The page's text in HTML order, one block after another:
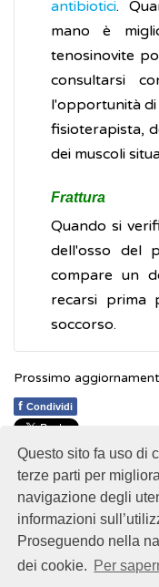
Questo sito fa uso di
terze parti per
navigazione degli
informazioni
Proseguendo nella
dei cookie. Per
antibiotici.
mano è
tenosinovite
consultarsi
l'opportunità di
fisioterapista,
dei muscoli
Frattura
Quando si
dell'osso del
compare un
recarsi prima
soccorso.
Prossimo
f Condividi
1 1 1 1 1 Rating
© 2018ISSalute -